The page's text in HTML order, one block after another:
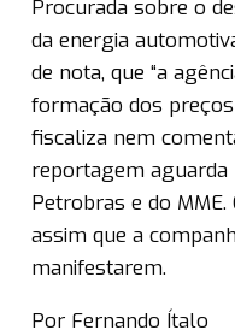
Procurada sobre o
da energia
de nota, que “a
formação dos
fiscaliza nem
reportagem aguarda
Petrobras e do
assim que a
manifestarem.
Por Fernando Ítalo